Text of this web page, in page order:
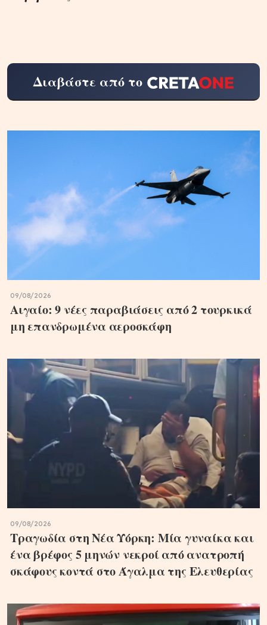
Διαβάστε από το
09/08/2026
Αιγαίο: 9 νέες παραβιάσεις από 2 τουρκικά
μη επανδρωμένα αεροσκάφη
09/08/2026
Τραγωδία στη Νέα Υόρκη: Μία γυναίκα και
ένα βρέφος 5 μηνών νεκροί από ανατροπή
σκάφους κοντά στο Άγαλμα της Ελευθερίας